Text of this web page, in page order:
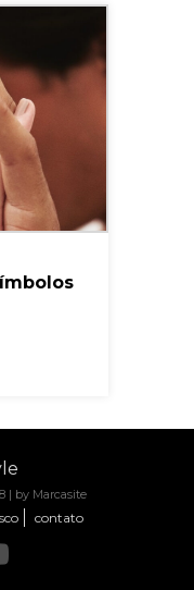
| by Marcasite
contato